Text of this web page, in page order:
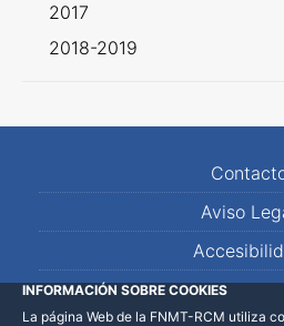
2017
2018-2019
Aviso
Mapa
INFORMACIÓN SOBRE COOKIES
La página Web de la FNMT-RCM utiliza